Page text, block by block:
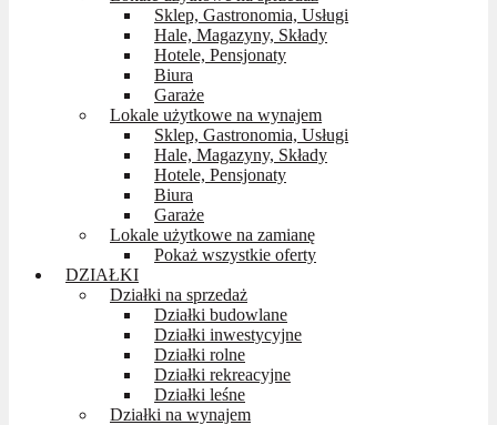
Sklep, Gastronomia, Usługi
Hale, Magazyny, Składy
Hotele, Pensjonaty
Biura
Garaże
Lokale użytkowe na wynajem
Sklep, Gastronomia, Usługi
Hale, Magazyny, Składy
Hotele, Pensjonaty
Biura
Garaże
Lokale użytkowe na zamianę
Pokaż wszystkie oferty
DZIAŁKI
Działki na sprzedaż
Działki budowlane
Działki inwestycyjne
Działki rolne
Działki rekreacyjne
Działki leśne
Działki na wynajem